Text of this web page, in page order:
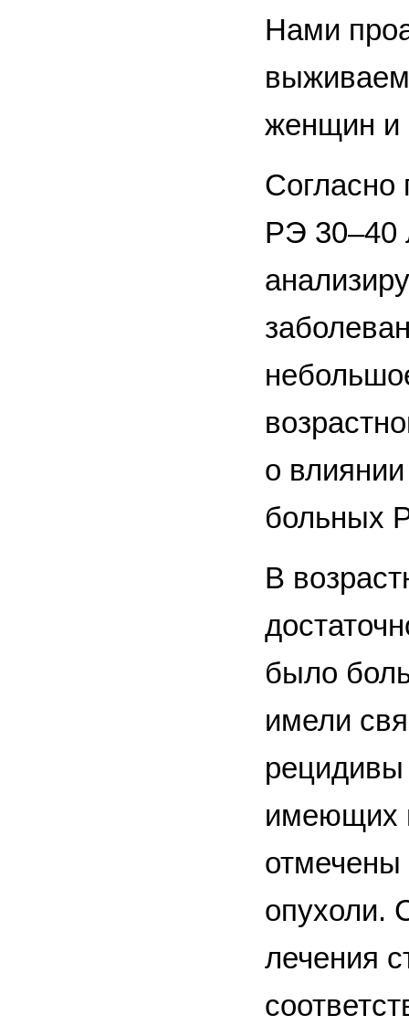
Нами
женщин и
Согласно
РЭ 30–40
о
больных
В
было
имели
рецидивы
имеющих
опухоли.
лечения